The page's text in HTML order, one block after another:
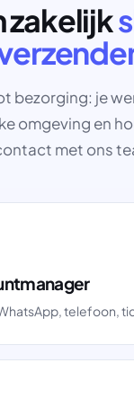
zakelijk
bezorging: je
omgeving en
met ons
telefoon,